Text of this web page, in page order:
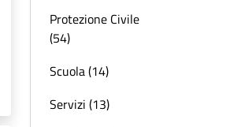
Protezione Civile
(54)
Scuola (14)
Servizi (13)